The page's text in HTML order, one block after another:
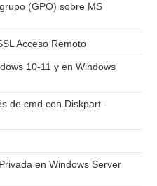
(GPO) sobre MS
Acceso Remoto
10-11 y en Windows
de cmd con Diskpart -
en Windows Server